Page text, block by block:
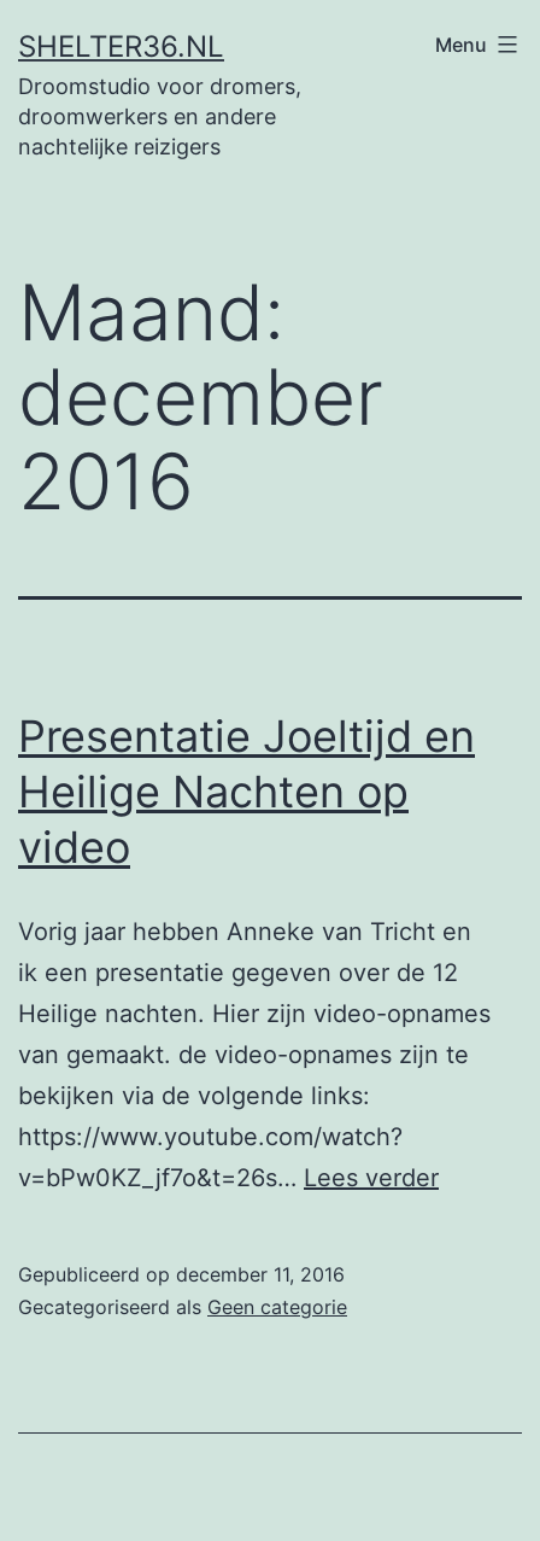
naar
de
inhoud
SHELTER36.NL
Droomstudio voor dromers,
droomwerkers en andere
nachtelijke reizigers
Menu
Maand:
december
2016
Presentatie Joeltijd en
Heilige Nachten op
video
Vorig jaar hebben Anneke van Tricht en
ik een presentatie gegeven over de 12
Heilige nachten. Hier zijn video-opnames
van gemaakt. de video-opnames zijn te
bekijken via de volgende links:
https://www.youtube.com/watch?
v=bPw0KZ_jf7o&t=26s… Lees verder
Gepubliceerd op december 11, 2016
Gecategoriseerd als Geen categorie